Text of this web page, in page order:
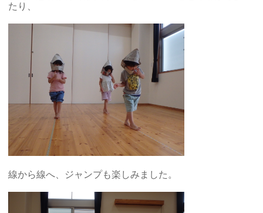
たり、
線から線へ、ジャンプも楽しみました。